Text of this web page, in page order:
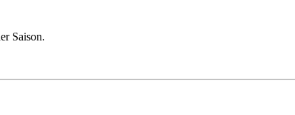
Saison.